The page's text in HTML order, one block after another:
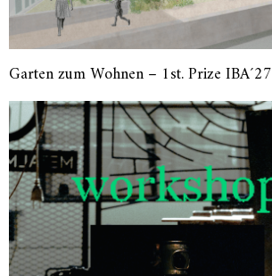
Garten zum Wohnen – 1st. Prize IBA´27